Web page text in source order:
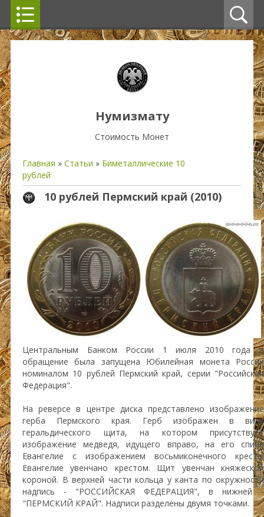
Нумизмату
Стоимость Монет
Главная » Статьи » Биметаллические 10
рублей
10 рублей Пермский край (2010)
Центральным Банком России 1 июля 2010 года в
обращение была запущена Юбилейная монета России
номиналом 10 рублей Пермский край, серии "Российская
Федерация".
На реверсе в центре диска представлено изображение
герба Пермского края. Герб изображен в виде
геральдического щита, на котором присутствует
изображение медведя, идущего вправо, на его спине
Евангелие с изображением восьмиконечного креста.
Евангелие увенчано крестом. Щит увенчан княжеской
короной. В верхней части кольца у канта по окружности
надпись - "РОССИЙСКАЯ ФЕДЕРАЦИЯ", в нижней -
"ПЕРМСКИЙ КРАЙ". Надписи разделены двумя точками.